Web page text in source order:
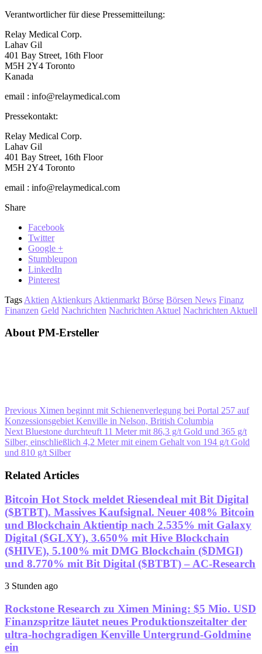
Verantwortlicher für diese Pressemitteilung:
Relay Medical Corp.
Lahav Gil
401 Bay Street, 16th Floor
M5H 2Y4 Toronto
Kanada
email : info@relaymedical.com
Pressekontakt:
Relay Medical Corp.
Lahav Gil
401 Bay Street, 16th Floor
M5H 2Y4 Toronto
email : info@relaymedical.com
Share
Facebook
Twitter
Google +
Stumbleupon
LinkedIn
Pinterest
Tags Aktien Aktienkurs Aktienmarkt Börse Börsen News Finanz
Finanzen Geld Nachrichten Nachrichten Aktuel Nachrichten Aktuell
About PM-Ersteller
Previous Ximen beginnt mit Schienenverlegung bei Portal 257 auf
Konzessionsgebiet Kenville in Nelson, British Columbia
Next Bluestone durchteuft 11 Meter mit 86,3 g/t Gold und 365 g/t
Silber, einschließlich 4,2 Meter mit einem Gehalt von 194 g/t Gold
und 810 g/t Silber
Related Articles
Bitcoin Hot Stock meldet Riesendeal mit Bit Digital
($BTBT). Massives Kaufsignal. Neuer 408% Bitcoin
und Blockchain Aktientip nach 2.535% mit Galaxy
Digital ($GLXY), 3.650% mit Hive Blockchain
($HIVE), 5.100% mit DMG Blockchain ($DMGI)
und 8.770% mit Bit Digital ($BTBT) – AC-Research
3 Stunden ago
Rockstone Research zu Ximen Mining: $5 Mio. USD
Finanzspritze läutet neues Produktionszeitalter der
ultra-hochgradigen Kenville Untergrund-Goldmine
ein